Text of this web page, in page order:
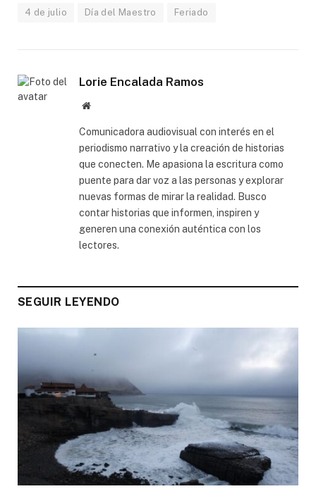
4 de julio Día del Maestro Feriado
Lorie Encalada Ramos
Website
Comunicadora audiovisual con interés en el
periodismo narrativo y la creación de historias
que conecten. Me apasiona la escritura como
puente para dar voz a las personas y explorar
nuevas formas de mirar la realidad. Busco
contar historias que informen, inspiren y
generen una conexión auténtica con los
lectores.
SEGUIR LEYENDO